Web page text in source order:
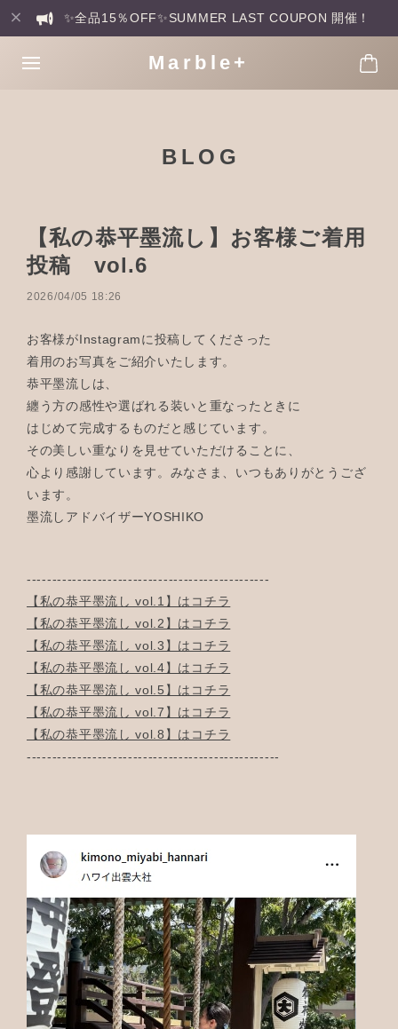
✨全品15％OFF✨SUMMER LAST COUPON 開催！
Marble+
BLOG
【私の恭平墨流し】お客様ご着用
投稿 vol.6
2026/04/05 18:26
お客様がInstagramに投稿してくださった
着用のお写真をご紹介いたします。
恭平墨流しは、
纏う方の感性や選ばれる装いと重なったときに
はじめて完成するものだと感じています。
その美しい重なりを見せていただけることに、
心より感謝しています。みなさま、いつもありがとうござ
います。
墨流しアドバイザーYOSHIKO
------------------------------------------------
【私の恭平墨流し vol.1】はコチラ
【私の恭平墨流し vol.2】はコチラ
【私の恭平墨流し vol.3】はコチラ
【私の恭平墨流し vol.4】はコチラ
【私の恭平墨流し vol.5】はコチラ
【私の恭平墨流し vol.7】はコチラ
【私の恭平墨流し vol.8】はコチラ
--------------------------------------------------